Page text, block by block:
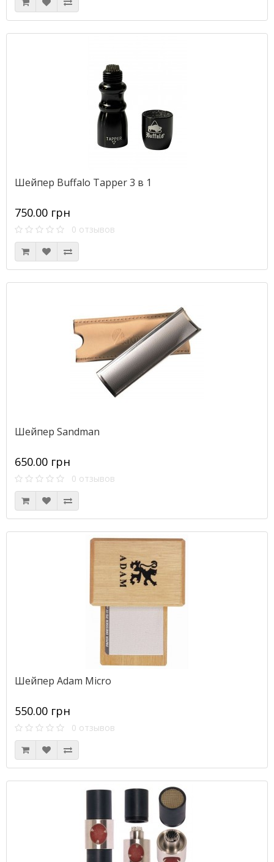
Шейпер Buffalo Tapper 3 в 1
750.00 грн
0 отзывов
Шейпер Sandman
650.00 грн
0 отзывов
Шейпер Adam Micro
550.00 грн
0 отзывов